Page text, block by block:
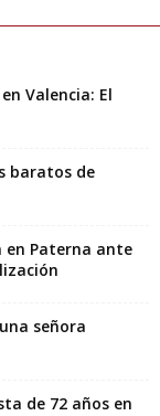
Valencia: El
baratos de
en Paterna ante
una señora
de 72 años en